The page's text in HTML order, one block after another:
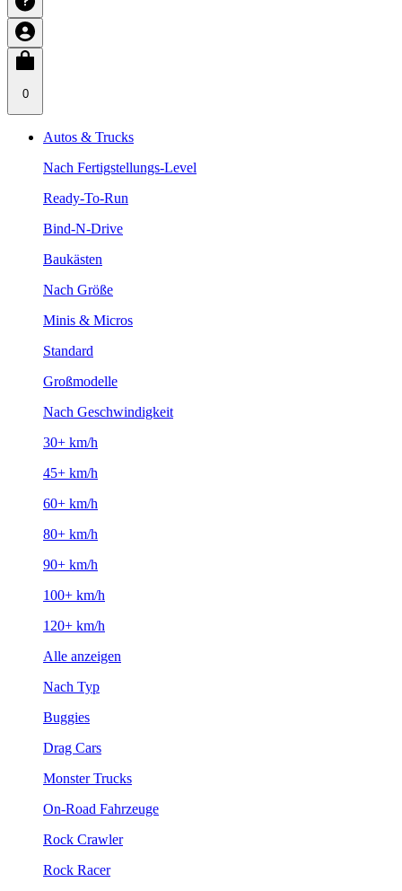
0
Autos & Trucks
Nach Fertigstellungs-Level
Ready-To-Run
Bind-N-Drive
Baukästen
Nach Größe
Minis & Micros
Standard
Großmodelle
Nach Geschwindigkeit
30+ km/h
45+ km/h
60+ km/h
80+ km/h
90+ km/h
100+ km/h
120+ km/h
Alle anzeigen
Nach Typ
Buggies
Drag Cars
Monster Trucks
On-Road Fahrzeuge
Rock Crawler
Rock Racer